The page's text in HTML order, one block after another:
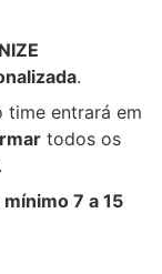
.
time entrará em
todos os
7 a 15